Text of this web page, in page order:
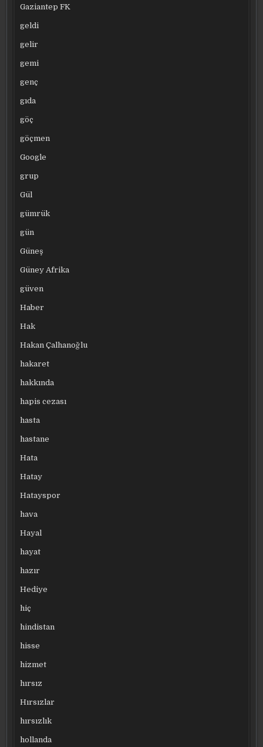
Gaziantep FK
geldi
gelir
gemi
genç
gıda
göç
göçmen
Google
grup
Gül
gümrük
gün
Güneş
Güney Afrika
güven
Haber
Hak
Hakan Çalhanoğlu
hakaret
hakkında
hapis cezası
hasta
hastane
Hata
Hatay
Hatayspor
hava
Hayal
hayat
hazır
Hediye
hiç
hindistan
hisse
hizmet
hırsız
Hırsızlar
hırsızlık
hollanda